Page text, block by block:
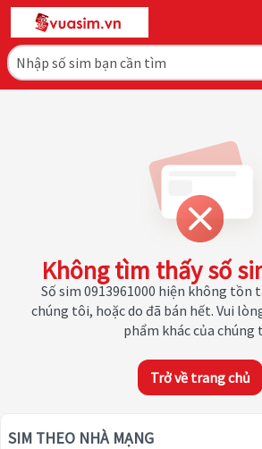
Không tìm thấy số
Số sim 0913961000 hiện không tồn
chúng tôi, hoặc do đã bán hết. Vui
phẩm khác của chúng
Trở về trang chủ
SIM THEO NHÀ MẠNG